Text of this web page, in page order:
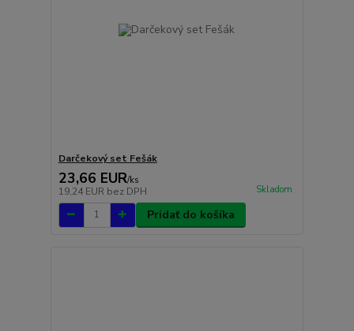
Darčekový set Fešák
23,66 EUR/ks
19,24 EUR bez DPH Skladom
Pridať do košíka